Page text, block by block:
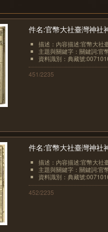
件名:官幣大社臺灣神社
描述：內容描述:官幣大社
主題與關鍵字：關鍵詞:官
資料識別：典藏號
451/2235
件名:官幣大社臺灣神社
描述：內容描述:官幣大社
主題與關鍵字：關鍵詞:官
資料識別：典藏號
452/2235